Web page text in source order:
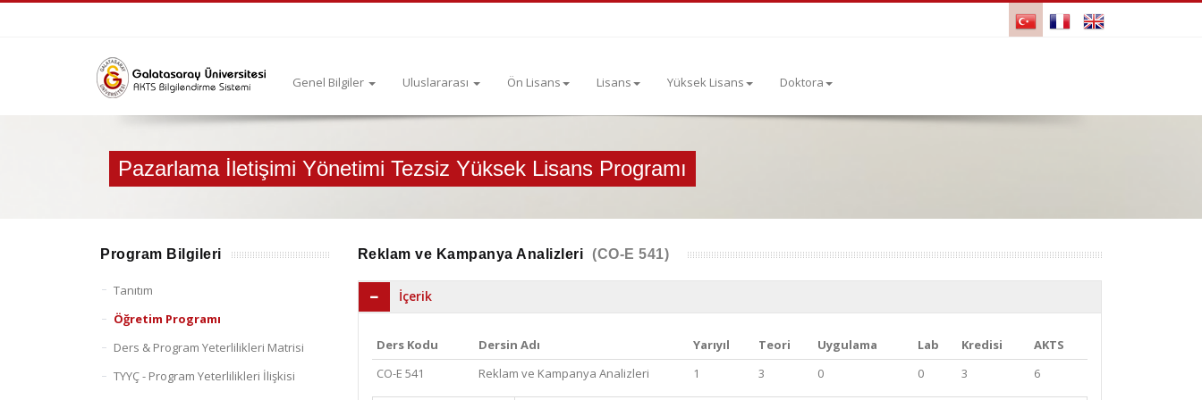
Genel Bilgiler Uluslararası Ön Lisans Lisans Yüksek Lisans Doktora
Pazarlama İletişimi Yönetimi Tezsiz Yüksek Lisans Programı
Program Bilgileri
Tanıtım
Öğretim Programı
Ders & Program Yeterlilikleri Matrisi
TYYÇ - Program Yeterlilikleri İlişkisi
Reklam ve Kampanya Analizleri (CO-E 541)
İçerik
Ders Kodu Dersin Adı Yarıyıl Teori Uygulama Lab Kredisi
AKTS
CO-E 541
Reklam ve Kampanya Analizleri 1 3 0 0 3 6